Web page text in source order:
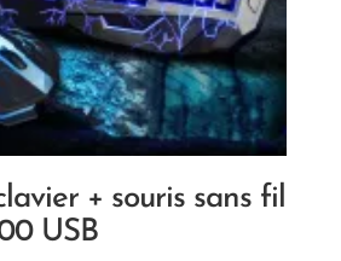
+ souris sans fil
USB